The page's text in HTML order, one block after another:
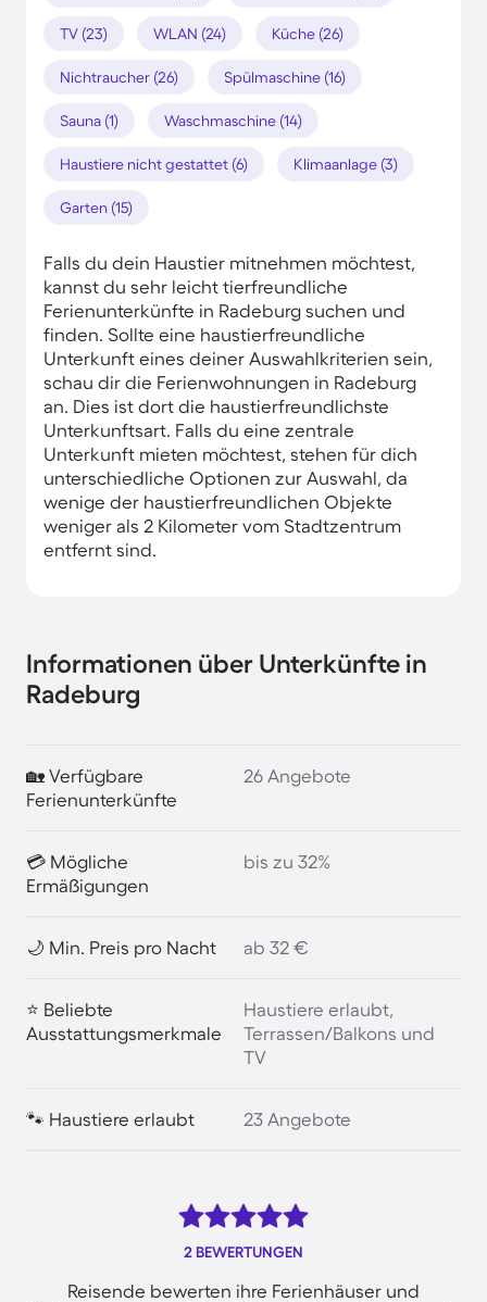
TV (23) WLAN (24) Küche (26)
Nichtraucher (26) Spülmaschine (16)
Sauna (1) Waschmaschine (14)
Haustiere nicht gestattet (6) Klimaanlage (3)
Garten (15)
Falls du dein Haustier mitnehmen möchtest,
kannst du sehr leicht tierfreundliche
Ferienunterkünfte in Radeburg suchen und
finden. Sollte eine haustierfreundliche
Unterkunft eines deiner Auswahlkriterien sein,
schau dir die Ferienwohnungen in Radeburg
an. Dies ist dort die haustierfreundlichste
Unterkunftsart. Falls du eine zentrale
Unterkunft mieten möchtest, stehen für dich
unterschiedliche Optionen zur Auswahl, da
wenige der haustierfreundlichen Objekte
weniger als 2 Kilometer vom Stadtzentrum
entfernt sind.
Informationen über Unterkünfte in
Radeburg
🏡 Verfügbare
Ferienunterkünfte
26 Angebote
💳 Mögliche
Ermäßigungen
bis zu 32%
🌙 Min. Preis pro Nacht ab 32 €
⭐ Beliebte
Ausstattungsmerkmale
Haustiere erlaubt,
Terrassen/Balkons und
TV
🐾 Haustiere erlaubt 23 Angebote
2 BEWERTUNGEN
Reisende bewerten ihre Ferienhäuser und